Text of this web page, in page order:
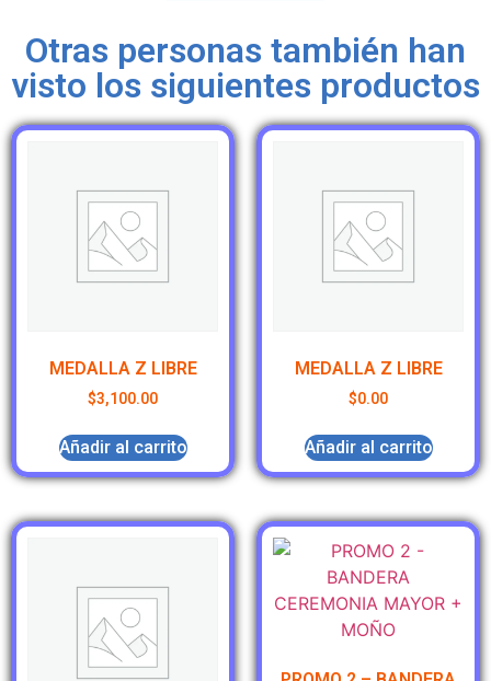
Otras personas también han
visto los siguientes productos
MEDALLA Z LIBRE
$3,100.00
Añadir al carrito
MEDALLA Z LIBRE
$0.00
Añadir al carrito